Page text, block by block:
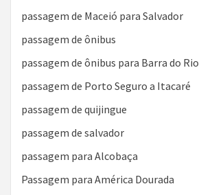
passagem de Maceió para Salvador
passagem de ônibus
passagem de ônibus para Barra do Rio
passagem de Porto Seguro a Itacaré
passagem de quijingue
passagem de salvador
passagem para Alcobaça
Passagem para América Dourada